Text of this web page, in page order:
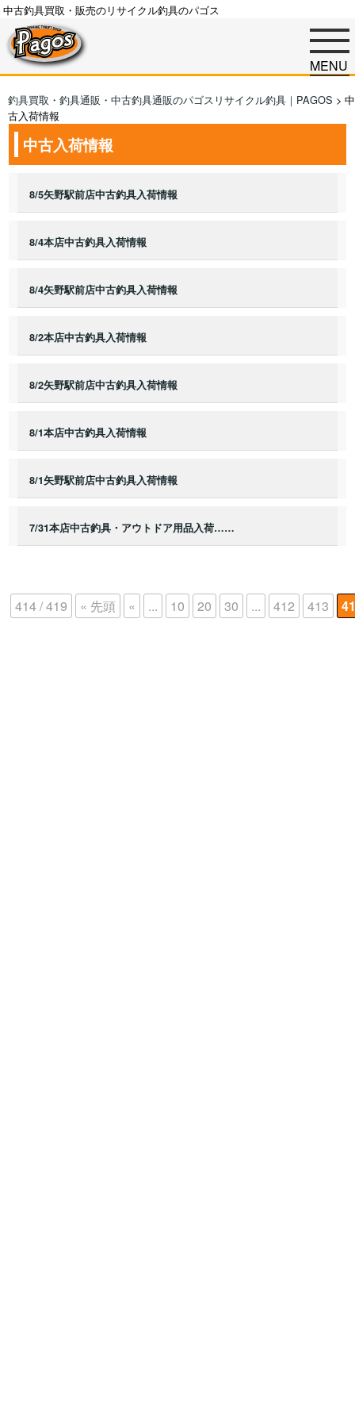
中古釣具買取・販売のリサイクル釣具のパゴス
MENU
釣具買取・釣具通販・中古釣具通販のパゴスリサイクル釣具｜PAGOS > 中
古入荷情報
中古入荷情報
8/5矢野駅前店中古釣具入荷情報
8/4本店中古釣具入荷情報
8/4矢野駅前店中古釣具入荷情報
8/2本店中古釣具入荷情報
8/2矢野駅前店中古釣具入荷情報
8/1本店中古釣具入荷情報
8/1矢野駅前店中古釣具入荷情報
7/31本店中古釣具・アウトドア用品入荷……
414 / 419 « 先頭 « ... 10 20 30 ... 412 413